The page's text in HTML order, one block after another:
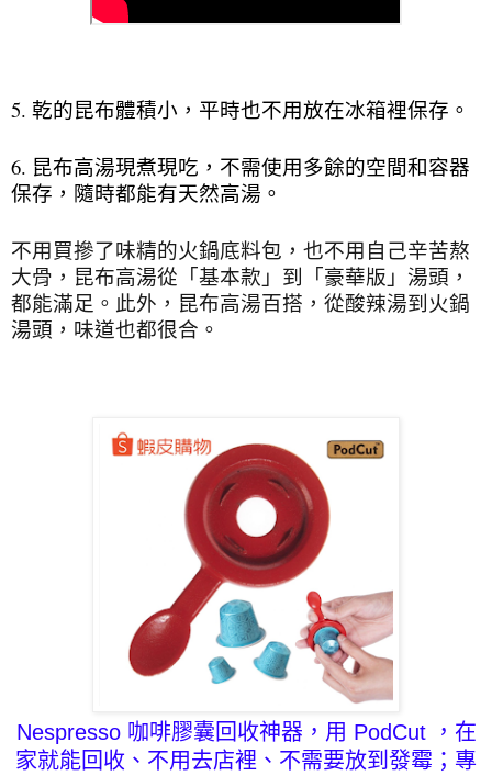
5. 乾的昆布體積小，平時也不用放在冰箱裡保存。
6. 昆布高湯現煮現吃，不需使用多餘的空間和容器
保存，隨時都能有天然高湯。
不用買摻了味精的火鍋底料包，也不用自己辛苦熬
大骨，昆布高湯從「基本款」到「豪華版」湯頭，
都能滿足。此外，昆布高湯百搭，從酸辣湯到火鍋
湯頭，味道也都很合。
Nespresso 咖啡膠囊 回收神器，用 PodCut ，在
家就能回收、不用去店裡、不需要放到發霉；專